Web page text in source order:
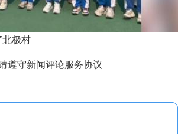
北极村
遵守新闻评论服务协议